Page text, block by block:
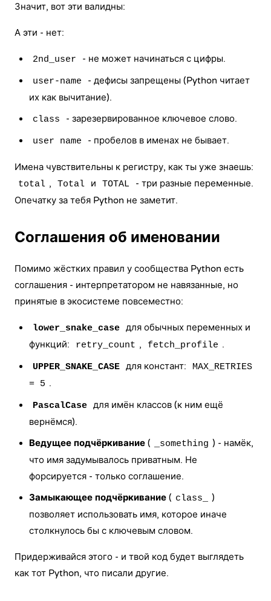
Значит, вот эти валидны:
А эти - нет:
2nd_user - не может начинаться с цифры.
user-name
- дефисы запрещены (Python читает
их как вычитание).
class - зарезервированное ключевое слово.
user name - пробелов в именах не бывает.
Имена чувствительны к регистру, как ты уже знаешь:
total , Total и TOTAL
- три разные переменные.
Опечатку за тебя Python не заметит.
Соглашения об именовании
Помимо жёстких правил у сообщества Python есть
соглашения - интерпретатором не навязанные, но
принятые в экосистеме повсеместно:
lower_snake_case для обычных переменных и
функций:
retry_count , fetch_profile .
UPPER_SNAKE_CASE для констант:
MAX_RETRIES
= 5 .
PascalCase для имён классов (к ним ещё
вернёмся).
Ведущее подчёркивание ( _something ) - намёк,
что имя задумывалось приватным. Не
форсируется - только соглашение.
Замыкающее подчёркивание ( class_
)
позволяет использовать имя, которое иначе
столкнулось бы с ключевым словом.
Придерживайся этого - и твой код будет выглядеть
как тот Python, что писали другие.